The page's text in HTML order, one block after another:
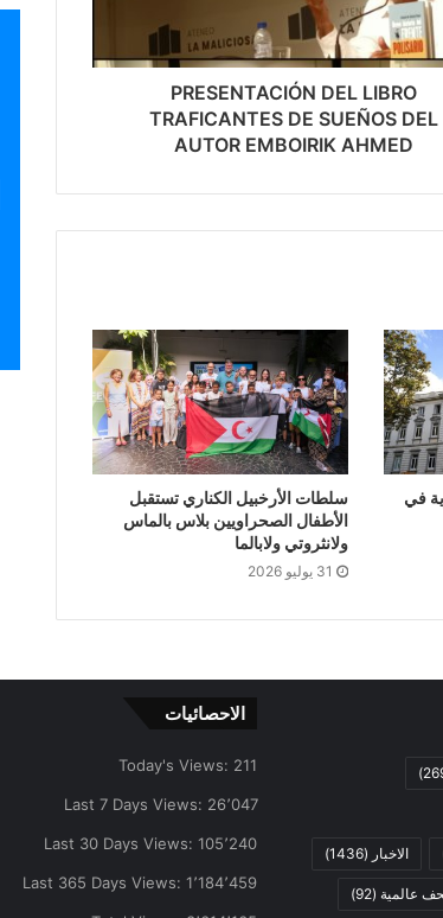
PRESENTACIÓN DEL LIBRO
TRAFICANTES DE SUEÑOS DEL
AUTOR EMBOIRIK AHMED
في
سلطات الأرخبيل الكناري تستقبل
الأطفال الصحراويين بلاس بالماس
ولانثروتي ولابالما
31 يوليو 2026
الاخبار (1436)
عالمية (92)
الاحصائيات
Today's Views: 211
Last 7 Days Views: 26٬047
Last 30 Days Views: 105٬240
Last 365 Days Views: 1٬184٬459